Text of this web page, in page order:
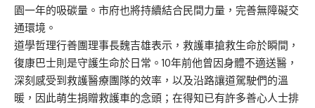
園一年的吸碳量。市府也將持續結合民間力量，完善無障礙交
通環境。
道學哲理行善團理事長魏吉雄表示，救護車搶救生命於瞬間，
復康巴士則是守護生命於日常。10年前他曾因身體不適送醫，
深刻感受到救護醫療團隊的效率，以及沿路讓道駕駛們的溫
暖，因此萌生捐贈救護車的念頭；在得知已有許多善心人士排